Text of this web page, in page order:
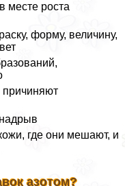
месте роста
форму, величину,
причиняют
где они мешают, и
азотом?